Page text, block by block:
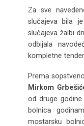
Za sve
slučajeva bila
slučajeva žalbi
odbijala
kompletne
Prema
Mirkom
od druge
bolnica
mostarsku